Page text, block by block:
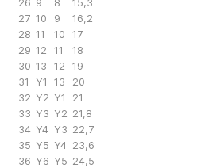
26 9 8
15,3
27 10 9
16,2
28 11 10
17
29 12 11
18
30 13 12
19
31
Y1 13
20
32 Y2 Y1
21
33 Y3 Y2 21,8
34 Y4 Y3 22,7
35 Y5 Y4 23,6
36 Y6 Y5 24,5